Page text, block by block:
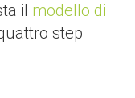
il modello di
step